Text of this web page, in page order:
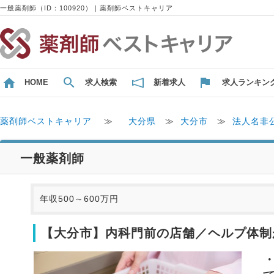
一般薬剤師（ID：100920）｜薬剤師ベストキャリア
HOME 求人検索 新着求人 求人ランキン
薬剤師ベストキャリア ≫ 大分県 ≫ 大分市 ≫ 法人名非
一般薬剤師
年収500～600万円
【大分市】内科門前の店舗／ヘルプ体